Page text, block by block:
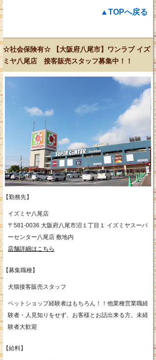
▲TOPへ戻る
☆社会保険有☆ 【大阪府八尾市】ワンラブ イズ
ミヤ八尾店 接客販売スタッフ募集中！！
【勤務先】
イズミヤ八尾店
〒581-0036 大阪府八尾市沼１丁目１ イズミヤスーパ
ーセンター八尾店 敷地内
店舗詳細はこちら
【募集職種】
犬猫接客販売スタッフ
ペットショップ経験者はもちろん！！他業種営業職経
験者・人見知りをせず、お客様とお話出来る方。未経
験者大歓迎
【給料】